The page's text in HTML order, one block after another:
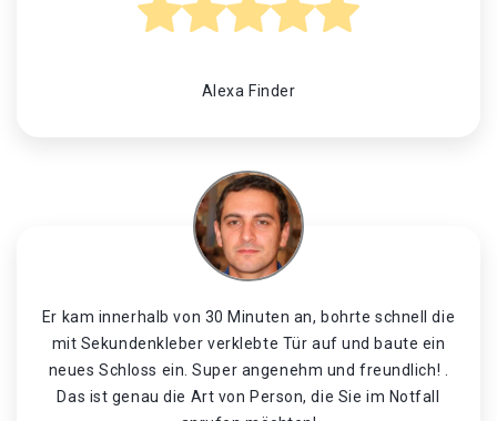
Alexa Finder
Er kam innerhalb von 30 Minuten an, bohrte schnell die
mit Sekundenkleber verklebte Tür auf und baute ein
neues Schloss ein. Super angenehm und freundlich! .
Das ist genau die Art von Person, die Sie im Notfall